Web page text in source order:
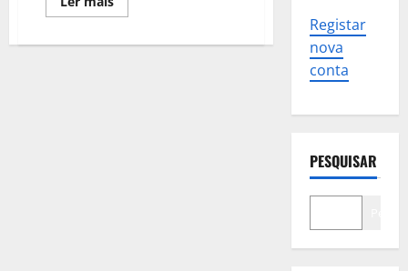
mais
na
Registar
nova
conta
PESQUISAR